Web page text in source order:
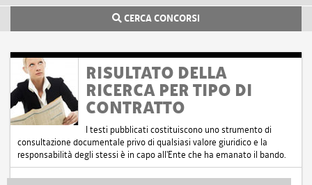
CERCA CONCORSI
RISULTATO DELLA
RICERCA PER TIPO DI
CONTRATTO
I testi pubblicati costituiscono uno strumento di
consultazione documentale privo di qualsiasi valore giuridico e la
responsabilità degli stessi è in capo all'Ente che ha emanato il bando.